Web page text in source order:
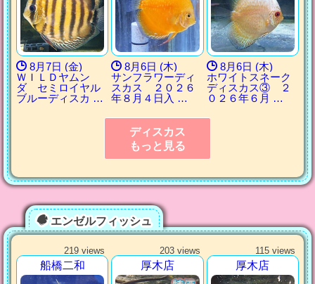
8月7日 (金)
ＷＩＬＤヤムン
ダ セミロイヤル
ブルーディスカ …
8月6日 (木)
サンフラワーディ
スカス ２０２６
年８月４日入 …
8月6日 (木)
ホワイトスネーク
ディスカス③ ２
０２６年６月 …
ディスカス
もっと見る
エンゼルフィッシュ
219 views
船橋二和
203 views
厚木店
115 views
厚木店